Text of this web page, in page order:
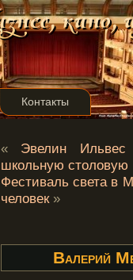
Контакты
« Эвелин
школьную столовую
Фестиваль света в
человек»
Валерий